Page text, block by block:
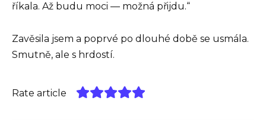
říkala. Až budu moci — možná přijdu.“
Zavěsila jsem a poprvé po dlouhé době se usmála.
Smutně, ale s hrdostí.
Rate article